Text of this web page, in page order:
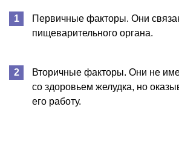
Первичные факторы. Они
пищеварительного органа.
Вторичные факторы. Они не
со здоровьем желудка, но
его работу.